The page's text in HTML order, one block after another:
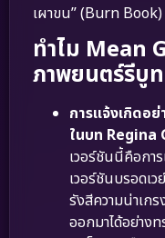
เผาขน” (Burn Book)
ทำไม Mean
ภาพยนตร์รีบู
การแจ้งเกิดอ
ในบท Regina
เวอร์ชันนี้คือกา
เวอร์ชันบรอดเ
รังสีความน่าเก
ออกมาได้อย่าง